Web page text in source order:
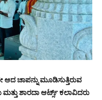
ಆದ ಚಾಪನ್ನು ಮೂಡಿಸುತ್ತಿರುವ
ಶಾರದಾ ಆರ್ಟ್ಸ್ ಕಲಾವಿದರು